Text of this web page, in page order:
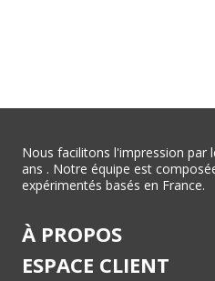
Nous facilitons l'impression par
ans . Notre équipe est
expérimentés basés en France.
À PROPOS
ESPACE CLIENT